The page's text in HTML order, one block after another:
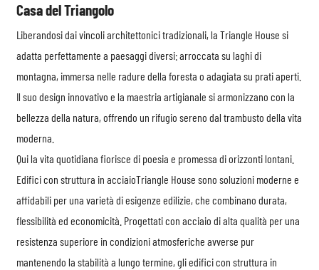
Casa del Triangolo
Liberandosi dai vincoli architettonici tradizionali, la Triangle House si
adatta perfettamente a paesaggi diversi: arroccata su laghi di
montagna, immersa nelle radure della foresta o adagiata su prati aperti.
Il suo design innovativo e la maestria artigianale si armonizzano con la
bellezza della natura, offrendo un rifugio sereno dal trambusto della vita
moderna.
Qui la vita quotidiana fiorisce di poesia e promessa di orizzonti lontani.
Edifici con struttura in acciaioTriangle House sono soluzioni moderne e
affidabili per una varietà di esigenze edilizie, che combinano durata,
flessibilità ed economicità. Progettati con acciaio di alta qualità per una
resistenza superiore in condizioni atmosferiche avverse pur
mantenendo la stabilità a lungo termine, gli edifici con struttura in